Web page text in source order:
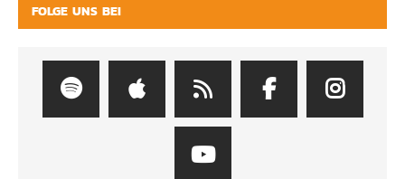
FOLGE UNS BEI